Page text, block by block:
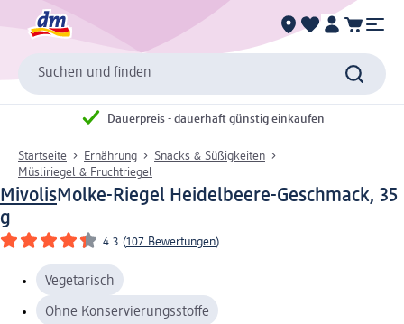
Suchen und finden
Dauerpreis - dauerhaft günstig einkaufen
Startseite Ernährung
Snacks & Süßigkeiten
Müsliriegel & Fruchtriegel
MivolisMolke-Riegel Heidelbeere-Geschmack, 35
g
4.3 (107 Bewertungen)
Vegetarisch
Ohne Konservierungsstoffe